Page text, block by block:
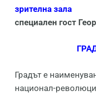
зрителна зала
специален гост
Градът е
национал-